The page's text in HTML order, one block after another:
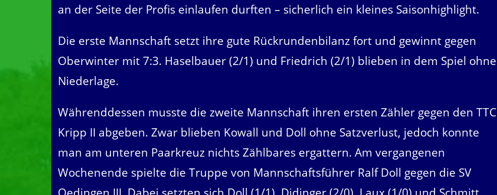
an der Seite der Profis einlaufen durften – sicherlich ein kleines Saisonhighlight.
Die erste Mannschaft setzt ihre gute Rückrundenbilanz fort und gewinnt gegen
Oberwinter mit 7:3. Haselbauer (2/1) und Friedrich (2/1) blieben in dem Spiel ohne
Niederlage.
Währenddessen musste die zweite Mannschaft ihren ersten Zähler gegen den TTC
Kripp II abgeben. Zwar blieben Kowall und Doll ohne Satzverlust, jedoch konnte
man am unteren Paarkreuz nichts Zählbares ergattern. Am vergangenen
Wochenende spielte die Truppe von Mannschaftsführer Ralf Doll gegen die SV